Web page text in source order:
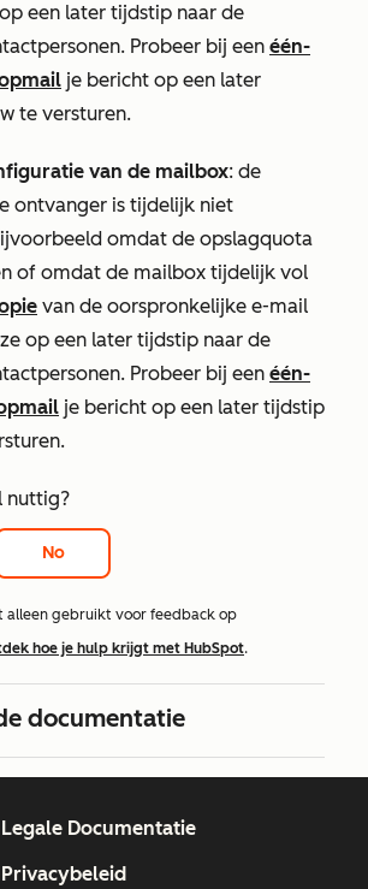
een later tijdstip naar de
Probeer bij een één-
je bericht op een later
te versturen.
van de mailbox: de
ontvanger is tijdelijk niet
omdat de opslagquota
of omdat de mailbox tijdelijk vol
van de oorspronkelijke e-mail
op een later tijdstip naar de
Probeer bij een één-
je bericht op een later tijdstip
nuttig?
No
alleen gebruikt voor feedback op
hoe je hulp krijgt met HubSpot.
documentatie
Legale Documentatie
Privacybeleid